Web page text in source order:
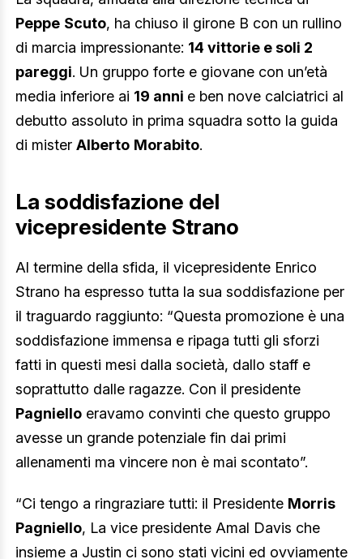
Peppe Scuto, ha chiuso il girone B con un rullino
di marcia impressionante: 14 vittorie e soli 2
pareggi. Un gruppo forte e giovane con un’età
media inferiore ai 19 anni e ben nove calciatrici al
debutto assoluto in prima squadra sotto la guida
di mister Alberto Morabito.
La soddisfazione del
vicepresidente Strano
Al termine della sfida, il vicepresidente Enrico
Strano ha espresso tutta la sua soddisfazione per
il traguardo raggiunto: “Questa promozione è una
soddisfazione immensa e ripaga tutti gli sforzi
fatti in questi mesi dalla società, dallo staff e
soprattutto dalle ragazze. Con il presidente
Pagniello eravamo convinti che questo gruppo
avesse un grande potenziale fin dai primi
allenamenti ma vincere non è mai scontato”.
“Ci tengo a ringraziare tutti: il Presidente Morris
Pagniello, La vice presidente Amal Davis che
insieme a Justin ci sono stati vicini ed ovviamente